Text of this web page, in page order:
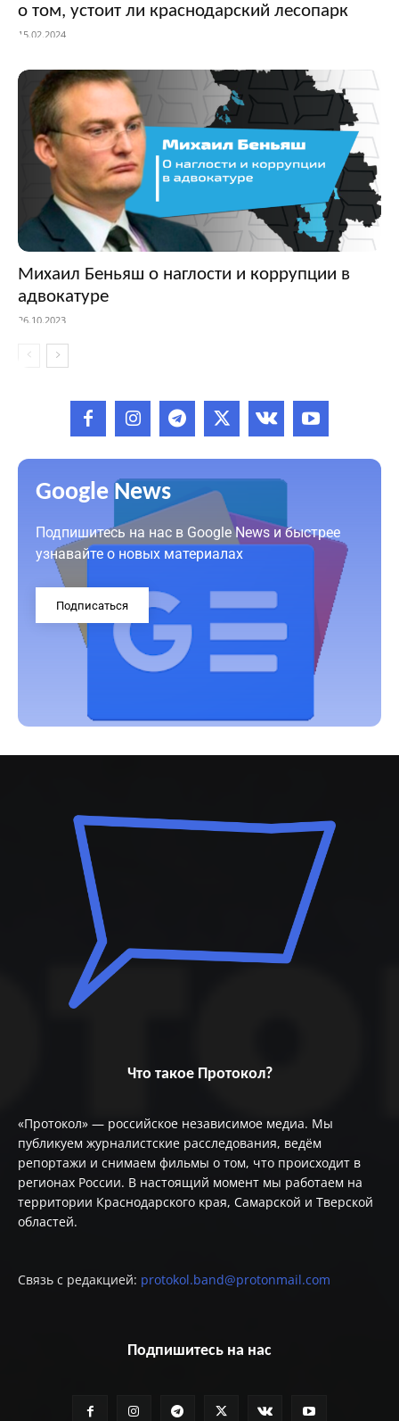
о том, устоит ли краснодарский лесопарк
15.02.2024
Михаил Беньяш о наглости и коррупции в
адвокатуре
26.10.2023
Google News
Подпишитесь на нас в Google News и быстрее
узнавайте о новых материалах
Подписаться
Что такое Протокол?
«Протокол» — российское независимое медиа. Мы
публикуем журналистские расследования, ведём
репортажи и снимаем фильмы о том, что происходит в
регионах России. В настоящий момент мы работаем на
территории Краснодарского края, Самарской и Тверской
областей.
Связь с редакцией: protokol.band@protonmail.com
Подпишитесь на нас